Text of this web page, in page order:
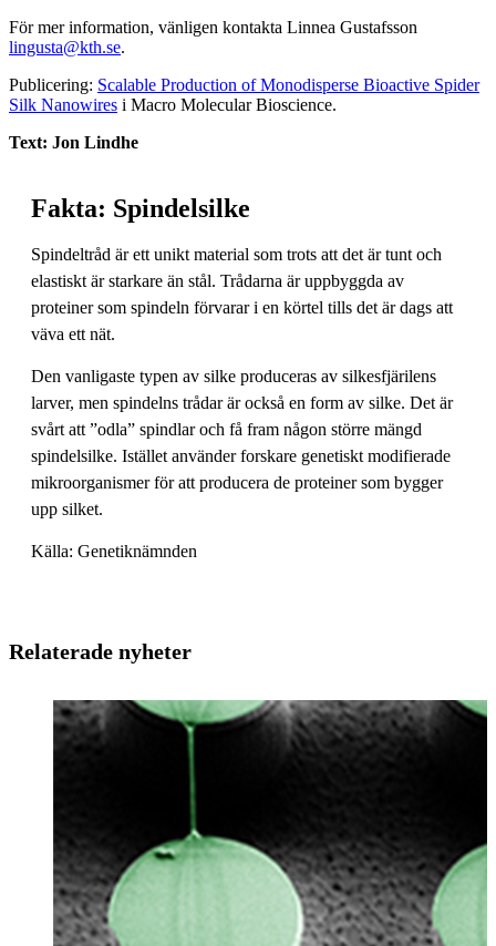
För mer information, vänligen kontakta Linnea Gustafsson
lingusta@kth.se.
Publicering: Scalable Production of Monodisperse Bioactive Spider
Silk Nanowires i Macro Molecular Bioscience.
Text: Jon Lindhe
Fakta: Spindelsilke
Spindeltråd är ett unikt material som trots att det är tunt och
elastiskt är starkare än stål. Trådarna är uppbyggda av
proteiner som spindeln förvarar i en körtel tills det är dags att
väva ett nät.
Den vanligaste typen av silke produceras av silkesfjärilens
larver, men spindelns trådar är också en form av silke. Det är
svårt att ”odla” spindlar och få fram någon större mängd
spindelsilke. Istället använder forskare genetiskt modifierade
mikroorganismer för att producera de proteiner som bygger
upp silket.
Källa: Genetiknämnden
Relaterade nyheter